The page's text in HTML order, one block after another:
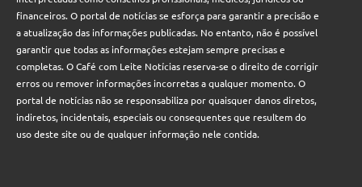
financeiros. O portal de notícias se esforça para garantir a precisão e
a atualização das informações publicadas. No entanto, não é possível
garantir que todas as informações estejam sempre precisas e
completas. O Café com Leite Notícias reserva-se o direito de corrigir
erros ou remover informações incorretas a qualquer momento. O
portal de notícias não se responsabiliza por quaisquer danos diretos,
indiretos, incidentais, especiais ou consequentes que resultem do
uso deste site ou de qualquer informação nele contida.